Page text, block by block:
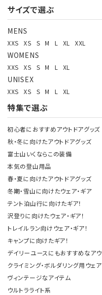
サイズで選ぶ
MENS
XXS XS S M L XL XXL
WOMENS
XXS XS S M L XL
UNISEX
XXS XS S M L XL
特集で選ぶ
初心者におすすめアウトドアグッズ
秋・冬に向けたアウトドアグッズ
富士山いくならこの装備
本気の登山用品
春・夏に向けたアウトドアグッズ
冬期・雪山に向けたウェア・ギア
テント泊山行に向けたギア！
沢登りに向けたウェア・ギア！
トレイルラン向けウェア・ギア！
キャンプに向けたギア！
デイリーユースにもおすすめなアウ
クライミング・ボルダリング用ウェア
ヴィンテージなアイテム
ウルトラライト系